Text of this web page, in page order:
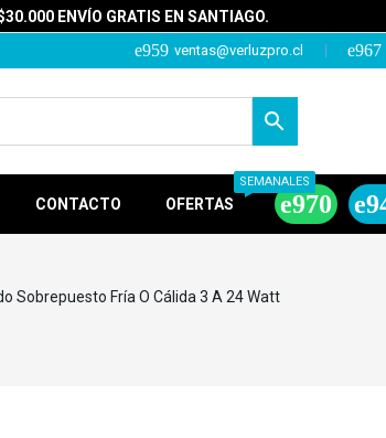
ENVÍO GRATIS EN SANTIAGO.
ventas@verluzpro.cl
CONTACTO OFERTAS
SEMANALES
Sobrepuesto Fría O Cálida 3 A 24 Watt